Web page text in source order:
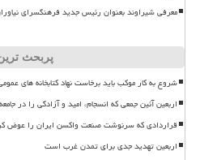
معرفی شیراوند بعنوان رئیس جدید فرهنگسرای
پربحث
شروع به کار موکب باید برخاست نهاد کتابخانه های
اربعین آئین جمعی که انسجام، امید و آزادگی را در
قراردادی که سرنوشت صنعت واکسن ایران را عوض
اربعین تهدید جدی برای تمدن غرب است